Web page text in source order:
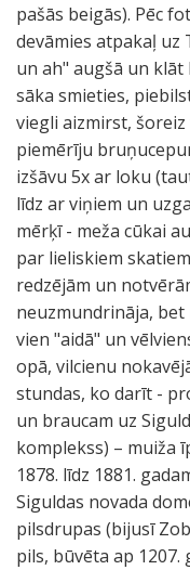
pašās beigās). Pēc
devāmies atpakaļ uz
un ah" augšā un
sāka smieties,
viegli aizmirst,
piemērīju
izšāvu 5x ar loku
līdz ar viņiem un
mērķī - meža cūkai
par lieliskiem
redzējām un
neuzmundrināja,
vien "aidā" un
opā, vilcienu
stundas, ko darīt -
un braucam uz
komplekss) – muiža
1878. līdz 1881.
Siguldas novada
pilsdrupas (bijusī
pils, būvēta ap 1207.